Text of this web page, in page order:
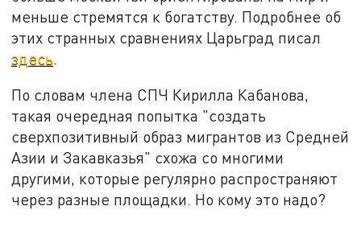
меньше стремятся к богатству. Подробнее об
этих странных сравнениях Царьград писал
здесь.
По словам члена СПЧ Кирилла Кабанова,
такая очередная попытка "создать
сверхпозитивный образ мигрантов из Средней
Азии и Закавказья" схожа со многими
другими, которые регулярно распространяют
через разные площадки. Но кому это надо?